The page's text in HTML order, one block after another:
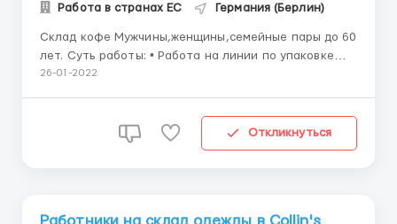
Работа в странах ЕС Германия (Берлин)
Склад кофе Мужчины,женщины,семейные пары до 60
лет. Cуть работы: • Работа на линии по упаковке
готовой продукции, • Отсортировка брака,а также
(7:00-19:00). • 5-6 д...
26-01-2022
Откликнуться